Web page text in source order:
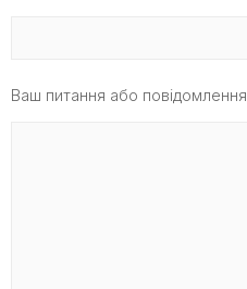
Ваш питання або повідомлення